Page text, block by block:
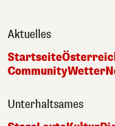
Aktuelles
Startseite
CommunityWetter
Unterhaltsames